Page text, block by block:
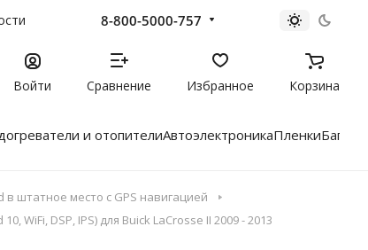
8-800-5000-757
Войти Сравнение Избранное Корзина
и отопителиАвтоэлектроникаПленки
штатное место с GPS навигацией
WiFi, DSP, IPS) для Buick LaCrosse II 2009 - 2013